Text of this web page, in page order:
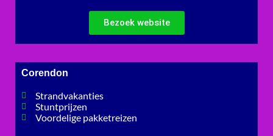
Bezoek website
Corendon
Strandvakanties
Stuntprijzen
Voordelige pakketreizen